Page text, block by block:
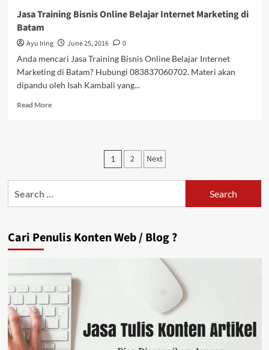
Jasa Training Bisnis Online Belajar Internet Marketing di
Batam
Ayu Iring June 25, 2016
0
Anda mencari Jasa Training Bisnis Online Belajar Internet
Marketing di Batam? Hubungi 083837060702. Materi akan
dipandu oleh Isah Kambali yang...
Read MoreRead
Belajar
Internet
Marketing
Posts
pagination
1 2 Next
Cari Penulis Konten Web / Blog ?